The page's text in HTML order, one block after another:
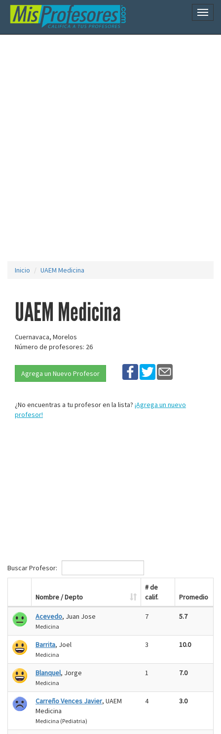
Inicio UAEM Medicina
UAEM Medicina
Cuernavaca, Morelos
Número de profesores: 26
Agrega un Nuevo Profesor
¿No encuentras a tu profesor en la lista? ¡Agrega un nuevo
profesor!
Buscar Profesor:
Nombre / Depto
# de
calif.
Promedio
Acevedo, Juan Jose
Medicina
7 5.7
Barrita, Joel
Medicina
3 10.0
Blanquel, Jorge
Medicina
1 7.0
Carreño Vences Javier, UAEM
Medicina
Medicina (Pediatria)
4 3.0